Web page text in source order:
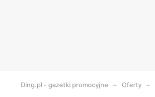
Ding.pl - gazetki promocyjne Oferty